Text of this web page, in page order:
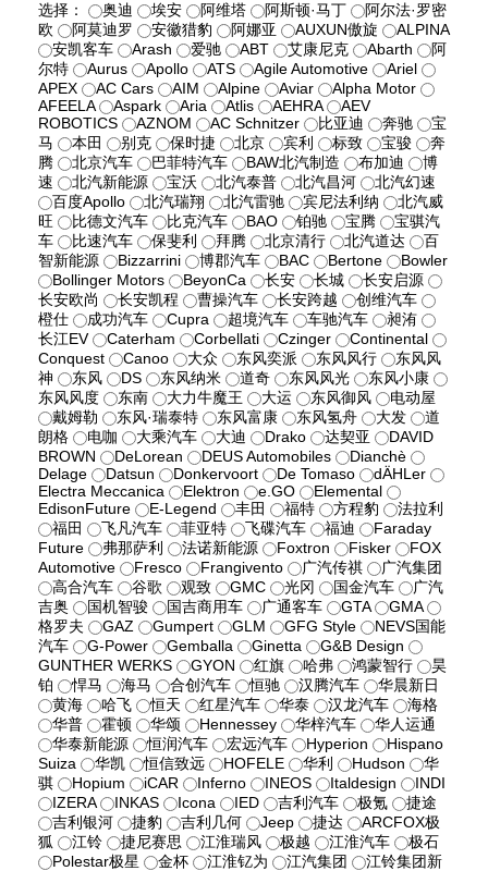
选择： 奥迪 埃安 阿维塔 阿斯顿·马丁
阿尔法·罗密
欧
阿莫迪罗 安徽猎豹 阿娜亚 AUXUN傲旋
ALPINA
安凯客车
Arash 爱驰 ABT 艾康尼克 Abarth
阿
尔特
Aurus Apollo ATS Agile Automotive
Ariel
APEX
AC Cars AIM Alpine Aviar
Alpha Motor
AFEELA
Aspark Aria Atlis AEHRA
AEV
ROBOTICS
AZNOM AC Schnitzer 比亚迪 奔驰
宝
马
本田 别克 保时捷 北京 宾利 标致 宝骏
奔
腾
北京汽车 巴菲特汽车 BAW北汽制造 布加迪
博
速
北汽新能源 宝沃 北汽泰普 北汽昌河
北汽幻速
百度Apollo
北汽瑞翔 北汽雷驰 宾尼法利纳
北汽威
旺
比德文汽车 比克汽车 BAO 铂驰 宝腾
宝骐汽
车
比速汽车 保斐利 拜腾 北京清行 北汽道达
百
智新能源
Bizzarrini 博郡汽车 BAC Bertone
Bowler
Bollinger Motors
BeyonCa 长安 长城
长安启源
长安欧尚
长安凯程 曹操汽车 长安跨越
创维汽车
橙仕
成功汽车 Cupra 超境汽车 车驰汽车
昶洧
长江EV
Caterham Corbellati Czinger
Continental
Conquest
Canoo 大众 东风奕派 东风风行
东风风
神
东风 DS 东风纳米 道奇 东风风光
东风小康
东风风度
东南 大力牛魔王 大运 东风御风
电动屋
戴姆勒
东风·瑞泰特 东风富康 东风氢舟 大发
道
朗格
电咖 大乘汽车 大迪 Drako 达契亚
DAVID
BROWN
DeLorean DEUS Automobiles
Dianchè
Delage
Datsun Donkervoort De Tomaso
dÄHLer
Electra Meccanica
Elektron e.GO
Elemental
EdisonFuture
E-Legend 丰田 福特 方程豹
法拉利
福田
飞凡汽车 菲亚特 飞碟汽车 福迪
Faraday
Future
弗那萨利 法诺新能源 Foxtron Fisker
FOX
Automotive
Fresco Frangivento 广汽传祺
广汽集团
高合汽车
谷歌 观致 GMC 光冈 国金汽车
广汽
吉奥
国机智骏 国吉商用车 广通客车 GTA
GMA
格罗夫
GAZ Gumpert GLM GFG Style
NEVS国能
汽车
G-Power Gemballa Ginetta
G&B Design
GUNTHER WERKS
GYON 红旗 哈弗 鸿蒙智行
昊
铂
悍马 海马 合创汽车 恒驰 汉腾汽车
华晨新日
黄海
哈飞 恒天 红星汽车 华泰 汉龙汽车
海格
华普
霍顿 华颂 Hennessey 华梓汽车
华人运通
华泰新能源
恒润汽车 宏远汽车 Hyperion
Hispano
Suiza
华凯 恒信致远 HOFELE 华利 Hudson
华
骐
Hopium iCAR Inferno INEOS Italdesign
INDI
IZERA
INKAS Icona IED 吉利汽车 极氪
捷途
吉利银河
捷豹 吉利几何 Jeep 捷达
ARCFOX极
狐
江铃 捷尼赛思 江淮瑞风 极越 江淮汽车
极石
Polestar极星
金杯 江淮钇为 江汽集团
江铃集团新